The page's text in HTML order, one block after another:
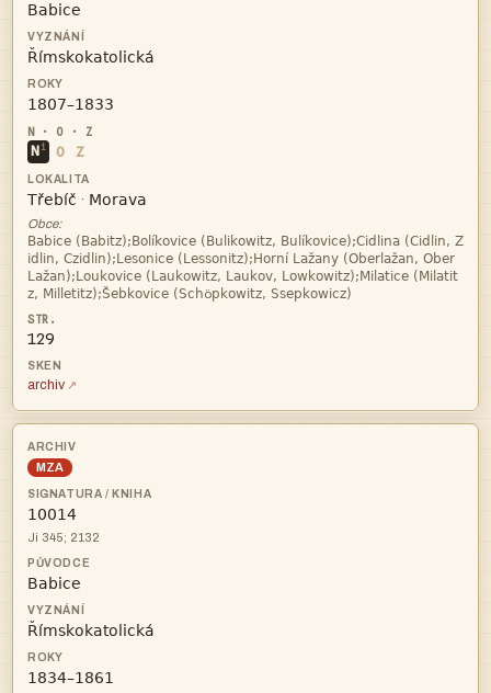



N i O Z
 · 
Obce:



ö
129
archiv
MZA

Ji 345; 2132


